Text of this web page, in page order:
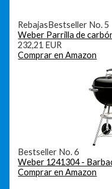
RebajasBestseller No. 5
Weber Parrilla de
232,21 EUR
Comprar en Amazon
Bestseller No. 6
Weber 1241304 -
Comprar en Amazon